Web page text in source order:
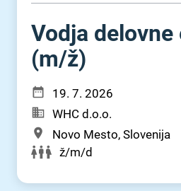
Vodja delovne
(m⁠/⁠ž)
19. 7. 2026
WHC d.o.o.
Novo Mesto, Slovenija
ž/m/d